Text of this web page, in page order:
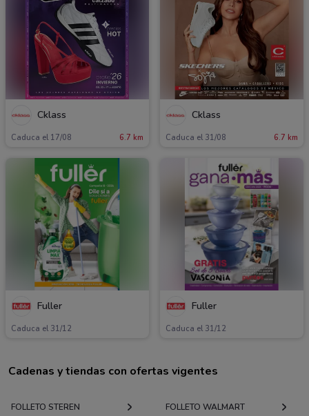
Cklass
Caduca el 17/08 6.7 km
Cklass
Caduca el 31/08 6.7 km
Fuller
Caduca el 31/12
Fuller
Caduca el 31/12
Cadenas y tiendas con ofertas vigentes
FOLLETO STEREN FOLLETO WALMART